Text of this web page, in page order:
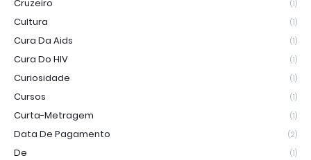
Cruzeiro (1)
Cultura (1)
Cura Da Aids (1)
Cura Do HIV (1)
Curiosidade (1)
Cursos (1)
Curta-Metragem (1)
Data De Pagamento (2)
De (1)